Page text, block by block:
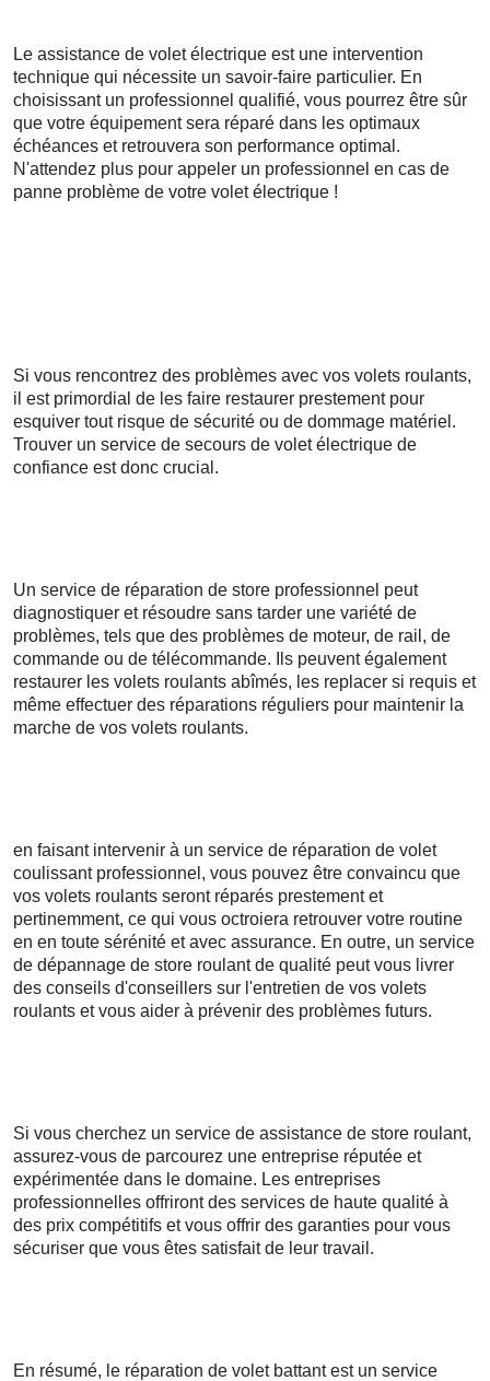
Le assistance de volet électrique est une intervention
technique qui nécessite un savoir-faire particulier. En
choisissant un professionnel qualifié, vous pourrez être sûr
que votre équipement sera réparé dans les optimaux
échéances et retrouvera son performance optimal.
N'attendez plus pour appeler un professionnel en cas de
panne problème de votre volet électrique !
Si vous rencontrez des problèmes avec vos volets roulants,
il est primordial de les faire restaurer prestement pour
esquiver tout risque de sécurité ou de dommage matériel.
Trouver un service de secours de volet électrique de
confiance est donc crucial.
Un service de réparation de store professionnel peut
diagnostiquer et résoudre sans tarder une variété de
problèmes, tels que des problèmes de moteur, de rail, de
commande ou de télécommande. Ils peuvent également
restaurer les volets roulants abîmés, les replacer si requis et
même effectuer des réparations réguliers pour maintenir la
marche de vos volets roulants.
en faisant intervenir à un service de réparation de volet
coulissant professionnel, vous pouvez être convaincu que
vos volets roulants seront réparés prestement et
pertinemment, ce qui vous octroiera retrouver votre routine
en en toute sérénité et avec assurance. En outre, un service
de dépannage de store roulant de qualité peut vous livrer
des conseils d'conseillers sur l'entretien de vos volets
roulants et vous aider à prévenir des problèmes futurs.
Si vous cherchez un service de assistance de store roulant,
assurez-vous de parcourez une entreprise réputée et
expérimentée dans le domaine. Les entreprises
professionnelles offriront des services de haute qualité à
des prix compétitifs et vous offrir des garanties pour vous
sécuriser que vous êtes satisfait de leur travail.
En résumé, le réparation de volet battant est un service